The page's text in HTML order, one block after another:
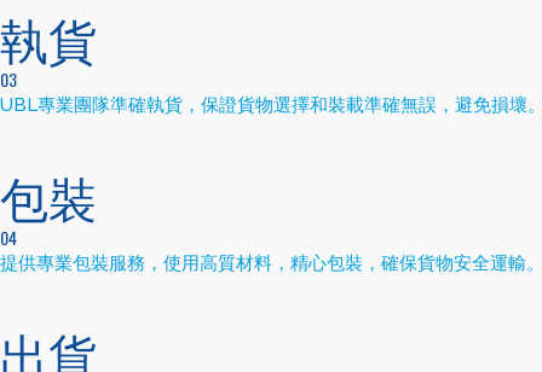
執貨
03
UBL專業團隊準確執貨，保證貨物選擇和裝載準確無誤，避免損壞。
包裝
04
提供專業包裝服務，使用高質材料，精心包裝，確保貨物安全運輸。
出貨